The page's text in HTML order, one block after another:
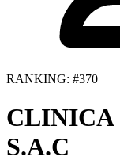
RANKING: #370
CLINICA
S.A.C